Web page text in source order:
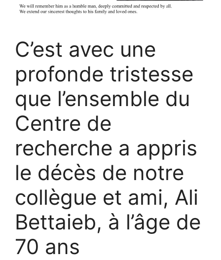
C’est avec une
profonde tristesse
que l’ensemble du
Centre de
recherche a appris
le décès de notre
collègue et ami, Ali
Bettaieb, à l’âge de
70 ans